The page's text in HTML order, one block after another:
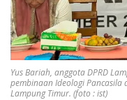
Yus Bariah, anggota DPRD
pembinaan Ideologi
Lampung Timur. (foto : ist)